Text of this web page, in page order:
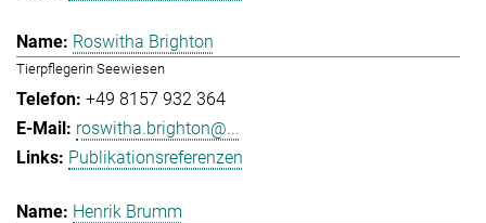
Roswitha Brighton
Tierpflegerin Seewiesen
+49 8157 932 364
roswitha.brighton@...
Publikationsreferenzen
Henrik Brumm